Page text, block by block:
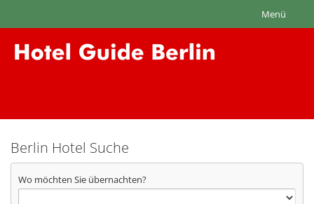
Menü
Berlin Hotel Suche
Wo möchten Sie übernachten?